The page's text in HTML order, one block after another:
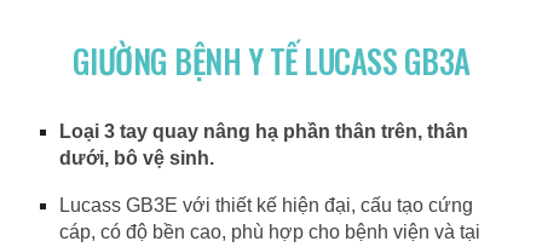
GIƯỜNG BỆNH Y TẾ LUCASS GB3A
Loại 3 tay quay nâng hạ phần thân trên, thân
dưới, bô vệ sinh.
Lucass GB3E với thiết kế hiện đại, cấu tạo cứng
cáp, có độ bền cao, phù hợp cho bệnh viện và tại